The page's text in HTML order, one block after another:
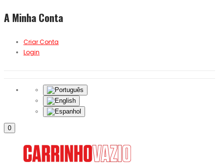
A Minha Conta
Criar Conta
Login
0